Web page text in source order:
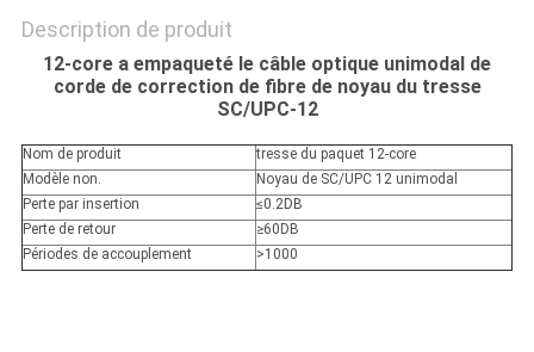
Description de produit
12-core a empaqueté le câble optique unimodal de
corde de correction de fibre de noyau du tresse
SC/UPC-12
Nom de produit
tresse du paquet 12-core
Modèle non.
Noyau de SC/UPC 12 unimodal
Perte par insertion
≤0.2DB
Perte de retour
≥60DB
Périodes de accouplement
>1000